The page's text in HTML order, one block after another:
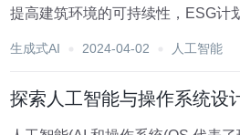
提高建筑环境的可持续性，ESG计
化带来了希望。 但是，在防止自然或物质资源枯竭的过程
生成式AI 2024-04-02 人工智能
探索人工智能与操作系统设